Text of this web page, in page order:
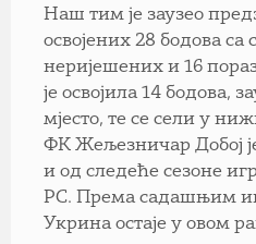
Наш тим је заузео
освојених 28 бодова са
неријешених и 16
је освојила 14 бодова,
мјесто, те се сели у
ФК Жељезничар Добој
и од следеће сезоне
РС. Према садашњим
Укрина остаје у овом